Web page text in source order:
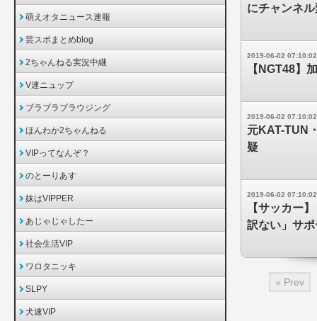
にチャンネ
2019-06-02 07:10:02
【NGT48】
2019-06-02 07:10:02
元KAT-TUN
疑
2019-06-02 07:10:02
【サッカー
訳ない」サ
« Prev
萌えオタニュース速報
芸スポまとめblog
2ちゃんねる実況中継
V速ニュップ
ブラブラブラウジング
ほんわか2ちゃんねる
VIPってなんぞ？
のとーりあす
妹はVIPPER
あじゃじゃしたー
社会生活VIP
ワロタニッキ
SLPY
犬速VIP